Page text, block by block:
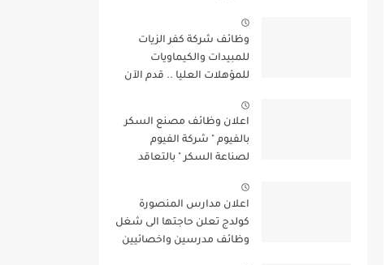
وظائف شركة كفر الزيات
للمبيدات والكيماويات
للمؤهلات العليا .. قدم الآن
اعلان وظائف مصنع السكر
بالفيوم " شركة الفيوم
لصناعة السكر " بالتعاقد
اعلان مدارس المنصورة
كولدج تعلن حاجتها الى شغل
وظائف مدرسين واخصائيين